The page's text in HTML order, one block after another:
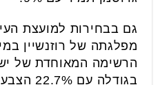
גם בבחירות למועצת
הרשימה המאוחדת של
בגודלה עם 22.7% הצבעה.